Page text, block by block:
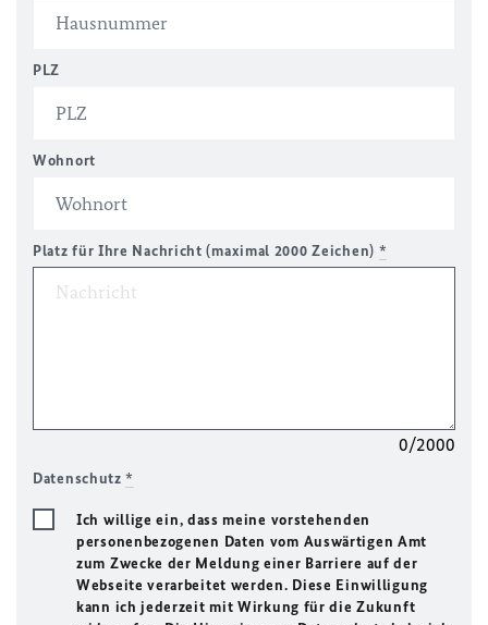
PLZ
Wohnort
Platz für Ihre Nachricht (maximal 2000 Zeichen) *
0/2000
Datenschutz*
Ich willige ein, dass meine vorstehenden
personenbezogenen Daten vom Auswärtigen Amt
zum Zwecke der Meldung einer Barriere auf der
Webseite verarbeitet werden. Diese Einwilligung
kann ich jederzeit mit Wirkung für die Zukunft